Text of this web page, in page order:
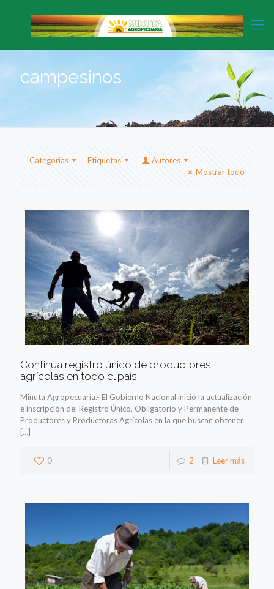
campesinos
Categorias Etiquetas
Autores
Mostrar todo
Continúa registro único de productores
agrícolas en todo el país
Minuta Agropecuaria.- El Gobierno Nacional inició la actualización
e inscripción del Registro Único, Obligatorio y Permanente de
Productores y Productoras Agrícolas en la que buscan obtener
[…]
0 2 Leer más